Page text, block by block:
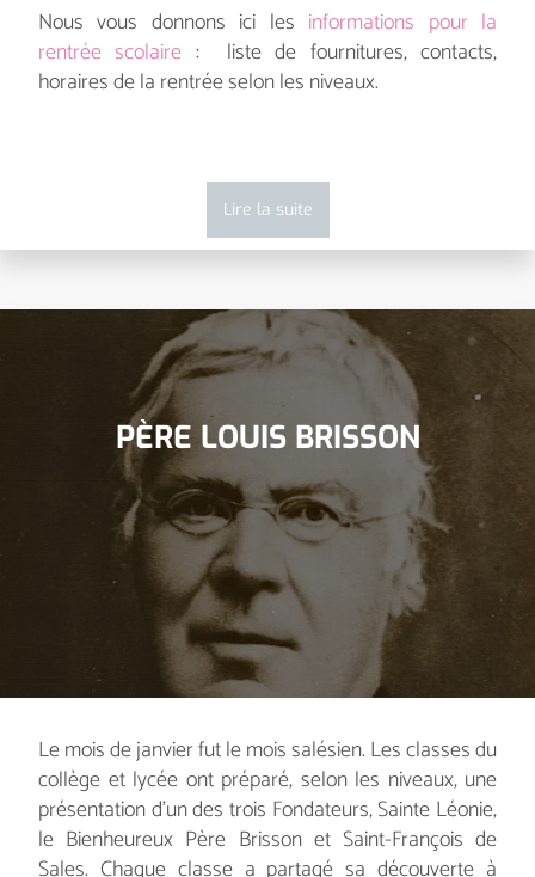
Nous vous donnons ici les informations pour la
rentrée scolaire : liste de fournitures, contacts,
horaires de la rentrée selon les niveaux.
Lire la suite
PÈRE LOUIS BRISSON
Le mois de janvier fut le mois salésien. Les classes du
collège et lycée ont préparé, selon les niveaux, une
présentation d'un des trois Fondateurs, Sainte Léonie,
le Bienheureux Père Brisson et Saint-François de